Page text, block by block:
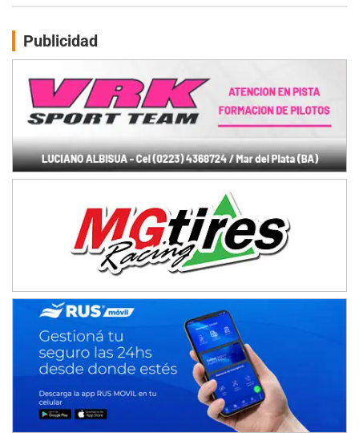
Humboldt (Santa Fe)
NORESTE SANTAFESINO - F6
SUR SANTAFESINO - F4
José Samuel Sánchez (Tierra)
Rufino (Santa Fe)
TUCUMANO - F5
Juan Navarro (Asfalto)
COBERTURA ESPECIAL DE E-KART.COM.AR
IAME SERIES ARGENTINA 6
Ramiro Tot (Asfalto)
Baradero (Buenos Aires)
KDO - F6
Ciudad de Trenque Lauquen (Asfalto)
Trenque Lauquen (Buenos Aires)
Parque de la Velocidad (Asfalto)
Villaguay (Entre Ríos)
Publicidad